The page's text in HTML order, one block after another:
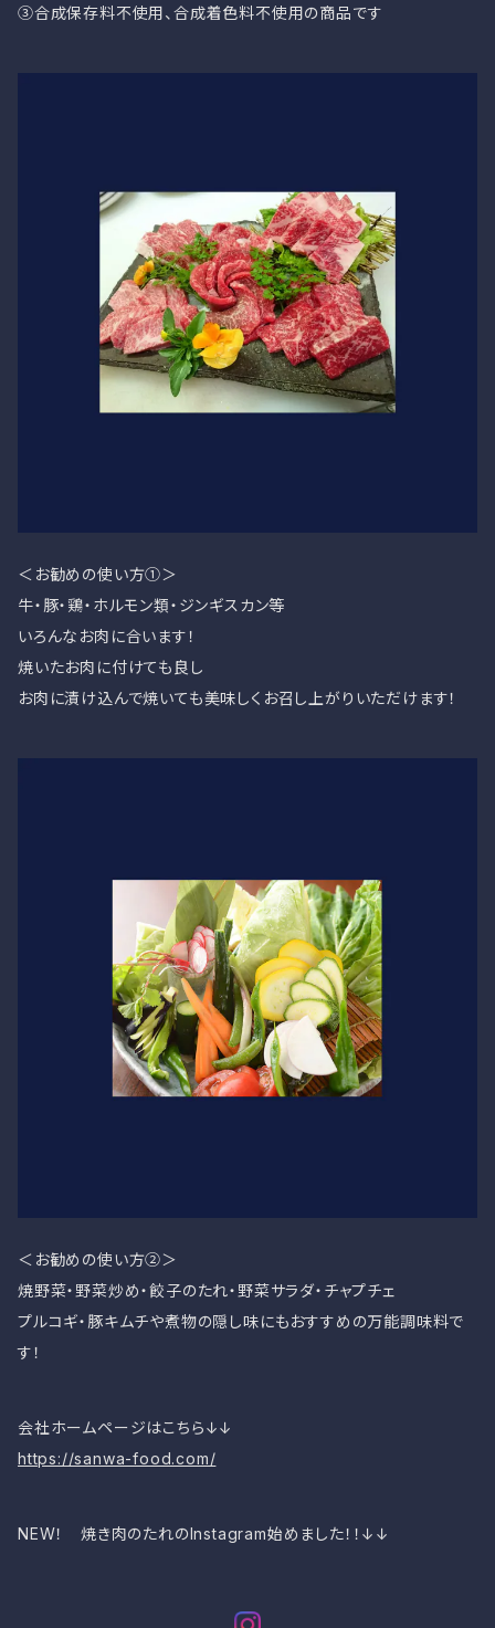
③合成保存料不使用、合成着色料不使用の商品です
＜お勧めの使い方①＞
牛・豚・鶏・ホルモン類・ジンギスカン等
いろんなお肉に合います！
焼いたお肉に付けても良し
お肉に漬け込んで焼いても美味しくお召し上がりいただけます！
＜お勧めの使い方②＞
焼野菜・野菜炒め・餃子のたれ・野菜サラダ・チャプチェ
プルコギ・豚キムチや煮物の隠し味にもおすすめの万能調味料で
す！
会社ホームページはこちら↓↓
https://sanwa-food.com/
NEW！ 焼き肉のたれのInstagram始めました！！↓↓